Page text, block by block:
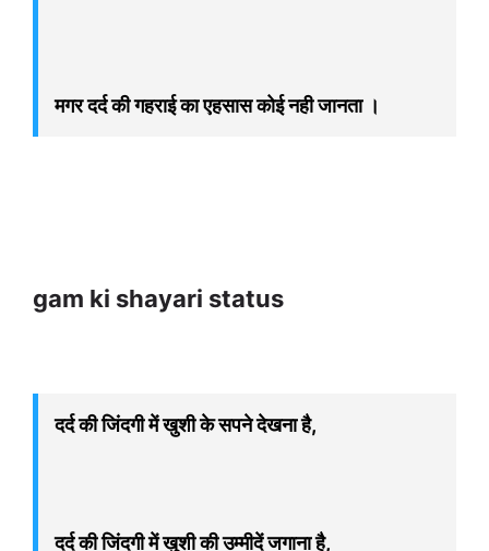
मगर दर्द की गहराई का एहसास कोई नही जानता ।
gam ki shayari status
दर्द की जिंदगी में खुशी के सपने देखना है,
दर्द की जिंदगी में खुशी की उम्मीदें जगाना है,